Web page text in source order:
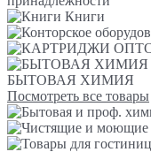
Книги
БЫТОВАЯ ХИМИЯ
Посмотреть все товары